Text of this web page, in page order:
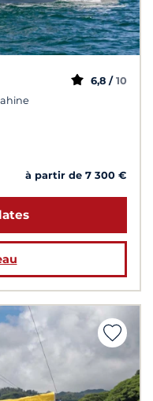
6,8 / 10
à partir de 7 300 €